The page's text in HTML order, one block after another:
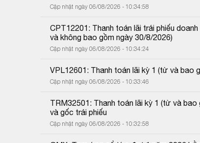
Cập nhật ngày 06/08/2026 - 10:34:58
CPT12201: Thanh toán lãi trái phiếu
và không bao gồm ngày 30/8/2026)
Cập nhật ngày 06/08/2026 - 10:34:24
VPL12601: Thanh toán lãi kỳ 1 (từ và bao
Cập nhật ngày 06/08/2026 - 10:33:46
TRM32501: Thanh toán lãi kỳ 1 (từ và
và gốc trái phiếu
Cập nhật ngày 06/08/2026 - 10:32:58